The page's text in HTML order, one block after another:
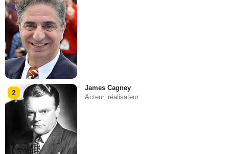
2
James Cagney
Acteur, réalisateur